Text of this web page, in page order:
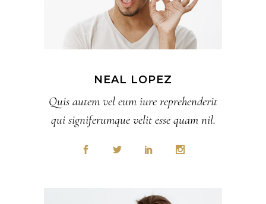
NEAL LOPEZ
Quis autem vel eum iure reprehenderit
qui signiferumque velit esse quam nil.